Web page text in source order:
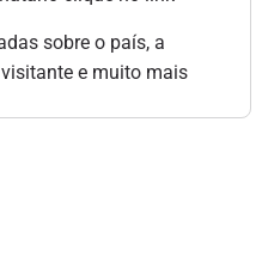
sobre o país, a
e muito mais